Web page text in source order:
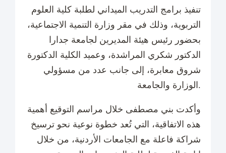
تنفيذ برامج التدريب الميداني لطلبة كلية العلوم
التربوية، وذلك في مقر وزارة التنمية الاجتماعية،
بحضور رئيس هيئة المديرين لجامعة جدارا
الدكتور شكري المراشدة، وعميد الكلية الدكتورة
شروق معابرة، إلى جانب عدد من مسؤولي
الوزارة والجامعة.
وأكدت بني مصطفى خلال مراسم التوقيع أهمية
هذه الاتفاقية، التي تُعد خطوة نوعية نحو ترسيخ
شراكة فاعلة مع الجامعات الأردنية، من خلال